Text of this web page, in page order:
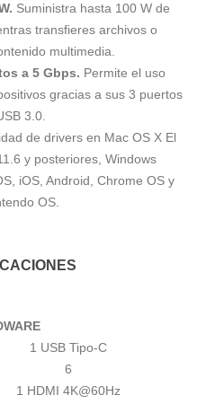
Suministra hasta 100 W de
transfieres archivos o
multimedia.
a 5 Gbps. Permite el uso
gracias a sus 3 puertos
3.0.
de drivers en Mac OS X El
y posteriores, Windows
iOS, Android, Chrome OS y
OS.
1 USB Tipo-C
6
1 HDMI 4K@60Hz